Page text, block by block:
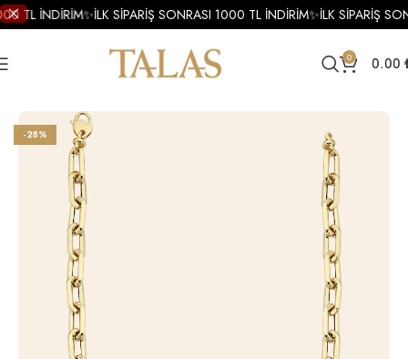
0 0.00
Altın Kolye Altın Zincir Kolye
-28%
TL İNDİRİM✨İLK SİPARİŞ SONRASI 1000 TL İNDİRİM✨İLK SİPARİŞ